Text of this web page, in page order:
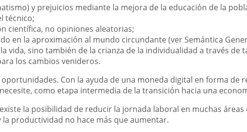
y prejuicios mediante la mejora de la educación de la
técnico;
científica, no opiniones aleatorias;
en la aproximación al mundo circundante (ver Semántica
vida, sino también de la crianza de la individualidad a través de
los cambios venideros.
Con la ayuda de una moneda digital en forma de
como etapa intermedia de la transición hacia una
la posibilidad de reducir la jornada laboral en muchas
productividad no hace más que aumentar.